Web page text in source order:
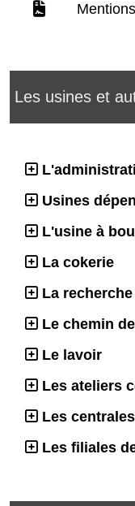
Les usines et
Usines
L'usine à
La cokerie
La recherche
Le chemin
Le lavoir
Les ateliers
Les
Les filiales